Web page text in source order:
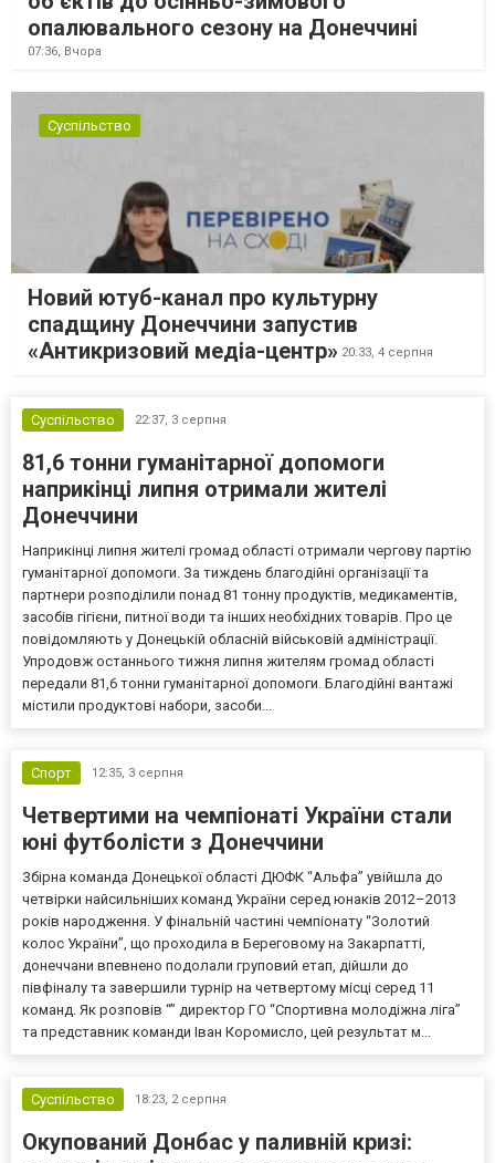
опалювального сезону на Донеччині
07:36, Вчора
Суспільство
Новий ютуб-канал про культурну
спадщину Донеччини запустив
«Антикризовий медіа-центр» 20:33, 4 серпня
Суспільство 22:37, 3 серпня
81,6 тонни гуманітарної допомоги
наприкінці липня отримали жителі
Донеччини
Наприкінці липня жителі громад області отримали чергову партію
гуманітарної допомоги. За тиждень благодійні організації та
партнери розподілили понад 81 тонну продуктів, медикаментів,
засобів гігієни, питної води та інших необхідних товарів. Про це
повідомляють у Донецькій обласній військовій адміністрації.
Упродовж останнього тижня липня жителям громад області
передали 81,6 тонни гуманітарної допомоги. Благодійні вантажі
містили продуктові набори, засоби...
Спорт 12:35, 3 серпня
Четвертими на чемпіонаті України стали
юні футболісти з Донеччини
Збірна команда Донецької області ДЮФК “Альфа” увійшла до
четвірки найсильніших команд України серед юнаків 2012–2013
років народження. У фінальній частині чемпіонату “Золотий
колос України”, що проходила в Береговому на Закарпатті,
донеччани впевнено подолали груповий етап, дійшли до
півфіналу та завершили турнір на четвертому місці серед 11
команд. Як розповів “” директор ГО “Спортивна молодіжна ліга”
та представник команди Іван Коромисло, цей результат м...
Суспільство 18:23, 2 серпня
Окупований Донбас у паливній кризі: